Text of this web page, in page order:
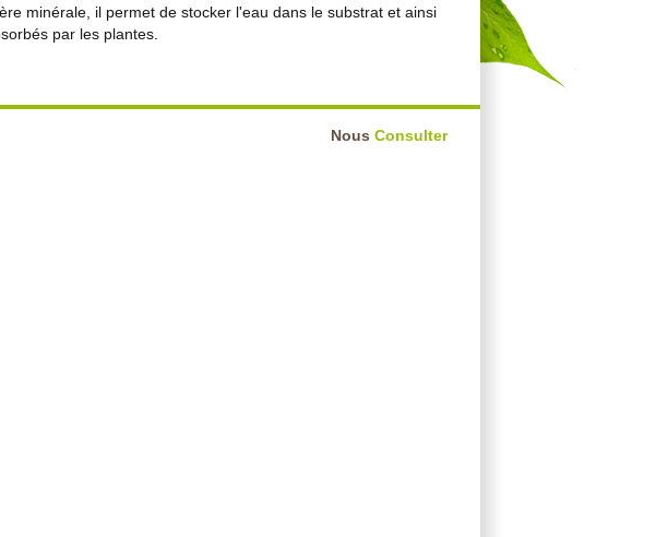
minérale, il permet de stocker l'eau dans le substrat et ainsi
par les plantes.
Nous Consulter